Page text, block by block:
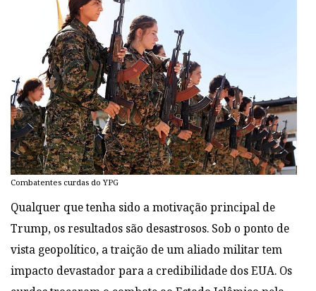
Combatentes curdas do YPG
Qualquer que tenha sido a motivação principal de
Trump, os resultados são desastrosos. Sob o ponto de
vista geopolítico, atraição de um aliado militar tem
impacto devastador para a credibilidade dos EUA. Os